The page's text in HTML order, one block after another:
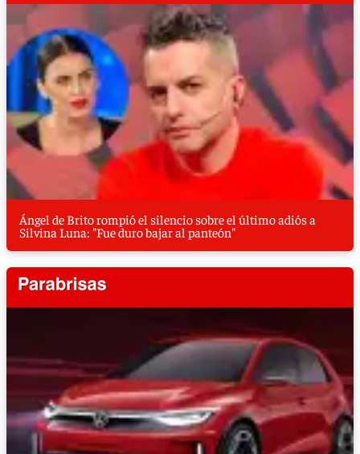
Ángel de Brito rompió el silencio sobre el último adiós a
Silvina Luna: "Fue duro bajar al panteón"